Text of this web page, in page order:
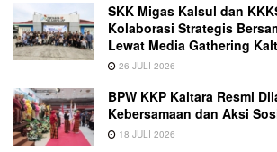
SKK Migas Kalsul dan
Kolaborasi Strategis
Lewat Media Gathering
26 JULI 2026
BPW KKP Kaltara Resmi
Kebersamaan dan Aksi
18 JULI 2026